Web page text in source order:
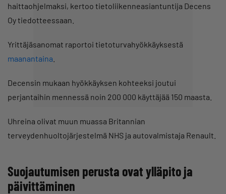
haittaohjelmaksi, kertoo tietoliikenneasiantuntija Decens
Oy tiedotteessaan.
Yrittäjäsanomat raportoi tietoturvahyökkäyksestä
maanantaina
Decensin mukaan hyökkäyksen kohteeksi joutui
perjantaihin mennessä noin 200 000 käyttäjää 150 maasta.
Uhreina olivat muun muassa Britannian
terveydenhuoltojärjestelmä NHS ja autovalmistaja Renault.
Suojautumisen perusta ovat ylläpito ja
päivittäminen